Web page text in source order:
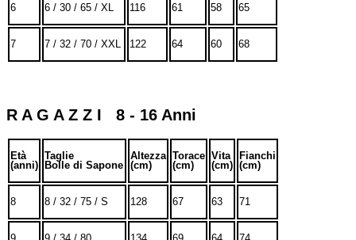
6 6 / 30 / 65 / XL 116 61 58 65
7 7 / 32 / 70 / XXL 122 64 60 68
R A G A Z Z I 8 - 16 Anni
Età
(anni)
Taglie
Bolle di Sapone
Altezza
(cm)
Torace
(cm)
Vita
(cm)
Fianchi
(cm)
8 8 / 32 / 75 / S 128 67 63 71